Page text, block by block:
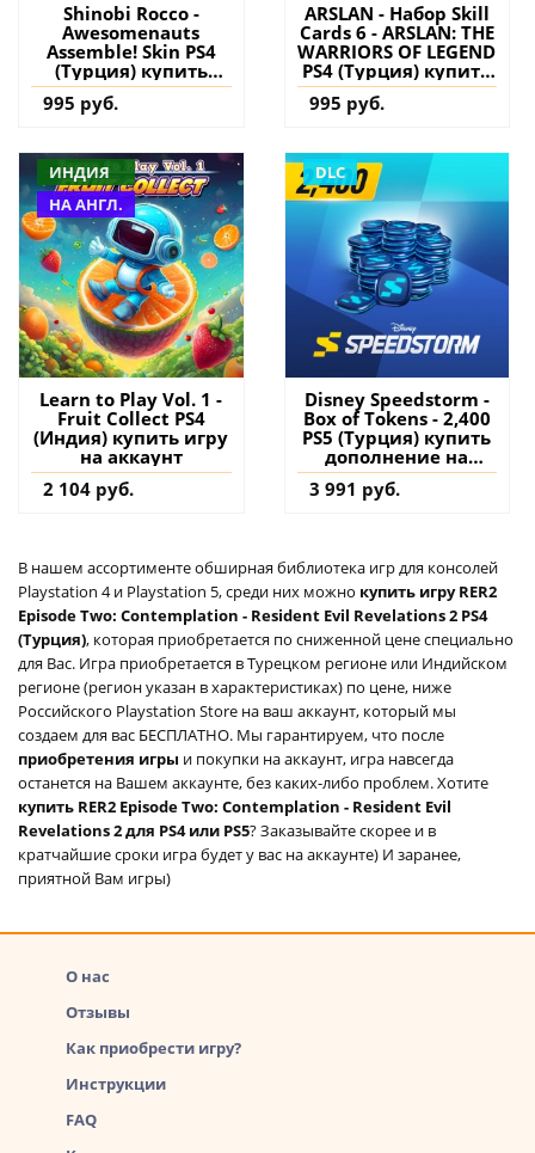
Shinobi Rocco -
Awesomenauts
Assemble! Skin PS4
(Турция) купить
дополнение на
аккаунт
995 руб.
ARSLAN - Набор Skill
Cards 6 - ARSLAN: THE
WARRIORS OF LEGEND
PS4 (Турция) купить
дополнение на
аккаунт
995 руб.
ИНДИЯ
НА АНГЛ.
Learn to Play Vol. 1 -
Fruit Collect PS4
(Индия) купить игру
на аккаунт
2 104 руб.
DLC
Disney Speedstorm -
Box of Tokens - 2,400
PS5 (Турция) купить
дополнение на
аккаунт
3 991 руб.
В нашем ассортименте обширная библиотека игр для консолей
Playstation 4 и Playstation 5, среди них можно купить игру RER2
Episode Two: Contemplation - Resident Evil Revelations 2 PS4
(Турция), которая приобретается по сниженной цене специально
для Вас. Игра приобретается в Турецком регионе или Индийском
регионе (регион указан в характеристиках) по цене, ниже
Российского Playstation Store на ваш аккаунт, который мы
создаем для вас БЕСПЛАТНО. Мы гарантируем, что после
приобретения игры и покупки на аккаунт, игра навсегда
останется на Вашем аккаунте, без каких-либо проблем. Хотите
купить RER2 Episode Two: Contemplation - Resident Evil
Revelations 2 для PS4 или PS5? Заказывайте скорее и в
кратчайшие сроки игра будет у вас на аккаунте) И заранее,
приятной Вам игры)
О нас
Отзывы
Как приобрести игру?
Инструкции
FAQ